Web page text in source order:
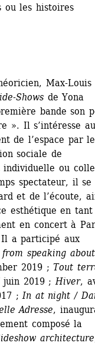
ou les histoires
Max-Louis
Shows de Yona
bande son
». Il s’intéresse
de l’espace par
sociale de
individuelle ou
spectateur, il se
et de l’écoute,
esthétique en tant
en concert à
a participé aux
speaking about
2019 ; Tout
juin 2019 ; Hiver,
; In at night /
Adresse,
composé la
architecture